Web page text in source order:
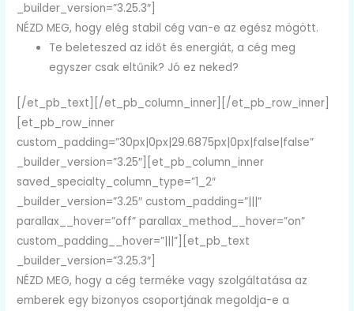
_builder_version=”3.25.3″]
NÉZD MEG, hogy elég stabil cég van-e az egész mögött.
Te beleteszed az időt és energiát, a cég meg
egyszer csak eltűnik? Jó ez neked?
[/et_pb_text][/et_pb_column_inner][/et_pb_row_inner]
[et_pb_row_inner
custom_padding=”30px|0px|29.6875px|0px|false|false”
_builder_version=”3.25″][et_pb_column_inner
saved_specialty_column_type=”1_2″
_builder_version=”3.25″ custom_padding=”|||”
parallax__hover=”off” parallax_method__hover=”on”
custom_padding__hover=”|||”][et_pb_text
_builder_version=”3.25.3″]
NÉZD MEG, hogy a cég terméke vagy szolgáltatása az
emberek egy bizonyos csoportjának megoldja-e a